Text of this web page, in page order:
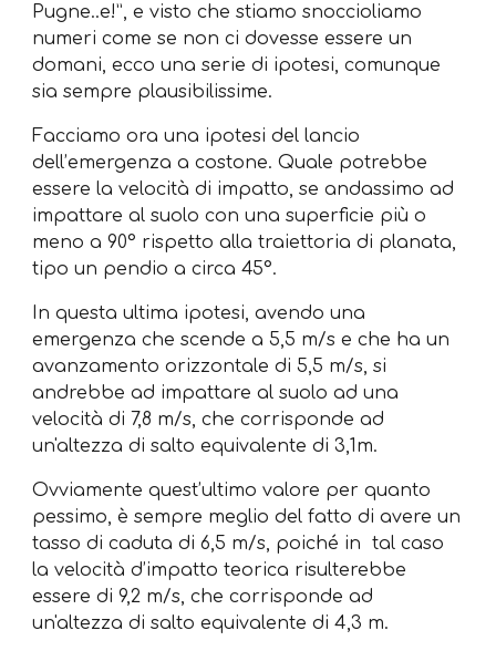
Pugne..e!”, e visto che stiamo snoccioliamo
numeri come se non ci dovesse essere un
domani, ecco una serie di ipotesi, comunque
sia sempre plausibilissime.
Facciamo ora una ipotesi del lancio
dell’emergenza a costone. Quale potrebbe
essere la velocità di impatto, se andassimo ad
impattare al suolo con una superficie più o
meno a 90° rispetto alla traiettoria di planata,
tipo un pendio a circa 45°.
In questa ultima ipotesi, avendo una
emergenza che scende a 5,5 m/s e che ha un
avanzamento orizzontale di 5,5 m/s, si
andrebbe ad impattare al suolo ad una
velocità di 7,8 m/s, che corrisponde ad
un'altezza di salto equivalente di 3,1m.
Ovviamente quest’ultimo valore per quanto
pessimo, è sempre meglio del fatto di avere un
tasso di caduta di 6,5 m/s, poiché in tal caso
la velocità d’impatto teorica risulterebbe
essere di 9,2 m/s, che corrisponde ad
un'altezza di salto equivalente di 4,3 m.